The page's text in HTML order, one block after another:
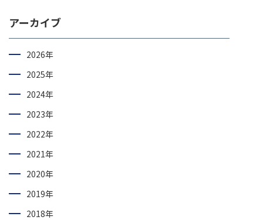
アーカイブ
2026年
2025年
2024年
2023年
2022年
2021年
2020年
2019年
2018年